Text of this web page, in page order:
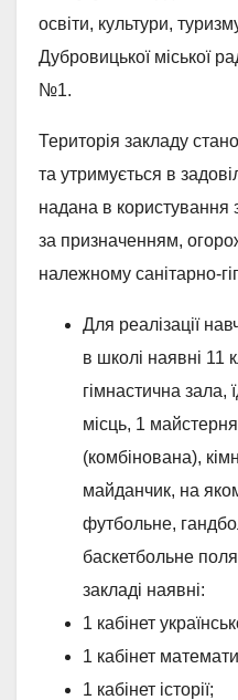
освіти, культури,
Дубровицької міської
№1.
Територія закладу
та утримується в
надана в користування
за призначенням,
належному санітарно-
Для реалізації
в школі наявні 11
гімнастична зала,
місць, 1
(комбінована),
майданчик, на
футбольне,
баскетбольне
закладі наявні:
1 кабінет
1 кабінет
1 кабінет історії;